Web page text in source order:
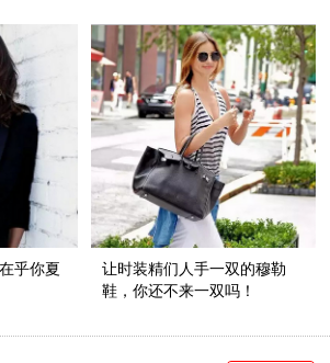
乎你夏
让时装精们人手一双的穆勒
鞋，你还不来一双吗！